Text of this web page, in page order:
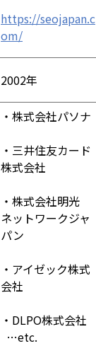
https://seojapan.c
om/
2002年
・株式会社パソナ
・三井住友カード
株式会社
・株式会社明光
ネットワークジャ
パン
・アイゼック株式
会社
・DLPO株式会社
…etc.